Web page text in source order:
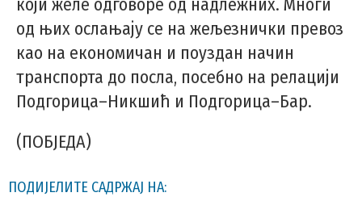
који желе одговоре од надлежних. Многи
од њих ослањају се на жељезнички превоз
као на економичан и поуздан начин
транспорта до посла, посебно на релацији
Подгорица–Никшић и Подгорица–Бар.
(ПОБЈЕДА)
ПОДИЈЕЛИТЕ САДРЖАЈ НА: